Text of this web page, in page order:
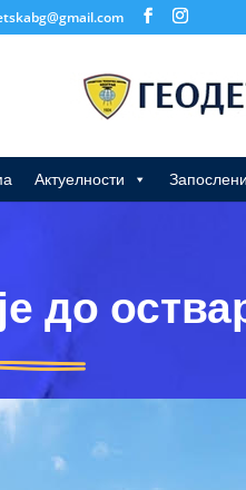
Актуелности Запослени
до